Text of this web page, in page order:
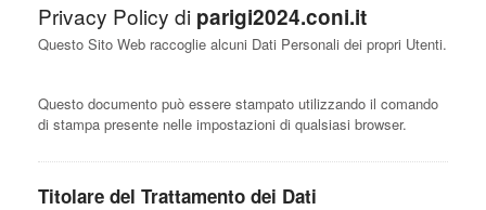
Italia Team
Discipline
Gare
Privacy Policy di parigi2024.coni.it
Questo Sito Web raccoglie alcuni Dati Personali dei propri Utenti.
Questo documento può essere stampato utilizzando il comando
di stampa presente nelle impostazioni di qualsiasi browser.
Titolare del Trattamento dei Dati